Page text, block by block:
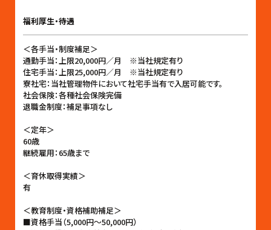
福利厚生・待遇
＜各手当・制度補足＞
通勤手当：上限20,000円／月 ※当社規定有り
住宅手当：上限25,000円／月 ※当社規定有り
寮社宅：当社管理物件において社宅手当有で入居可能です。
社会保険：各種社会保険完備
退職金制度：補足事項なし
＜定年＞
60歳
継続雇用：65歳まで
＜育休取得実績＞
有
＜教育制度・資格補助補足＞
■資格手当（5,000円〜50,000円）